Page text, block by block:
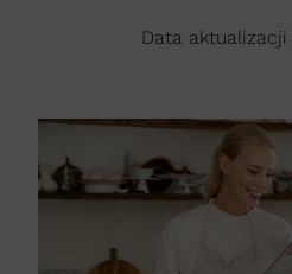
Data aktualizacji